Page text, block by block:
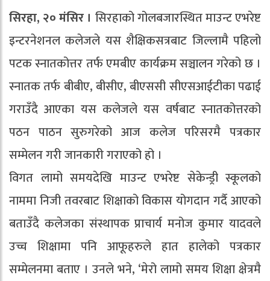
सिरहा, २० मंसिर । सिरहाको गोलबजारस्थित माउन्ट एभरेष्ट
इन्टरनेशनल कलेजले यस शैक्षिकसत्रबाट जिल्लामै पहिलो
पटक स्नातकोत्तर तर्फ एमबीए कार्यक्रम सञ्चालन गरेको छ ।
स्नातक तर्फ बीबीए, बीसीए, बीएससी सीएसआईटीका पढाई
गराउँदै आएका यस कलेजले यस वर्षबाट स्नातकोत्तरको
पठन पाठन सुरुगरेको आज कलेज परिसरमै पत्रकार
सम्मेलन गरी जानकारी गराएको हो ।
विगत लामो समयदेखि माउन्ट एभरेष्ट सेकेन्ड्री स्कूलको
नाममा निजी तवरबाट शिक्षाको विकास योगदान गर्दै आएको
बताउँदै कलेजका संस्थापक प्राचार्य मनोज कुमार यादवले
उच्च शिक्षामा पनि आफूहरुले हात हालेको पत्रकार
सम्मेलनमा बताए । उनले भने, ‘मेरो लामो समय शिक्षा क्षेत्रमै